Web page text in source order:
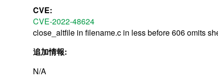
CVE:
CVE-2022-48624
close_altfile in filename.c in less before 606 omits
追加情報:
N/A